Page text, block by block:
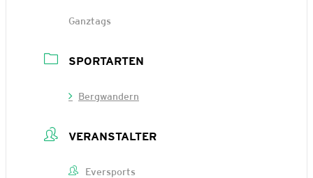
Ganztags
SPORTARTEN
Bergwandern
VERANSTALTER
Eversports